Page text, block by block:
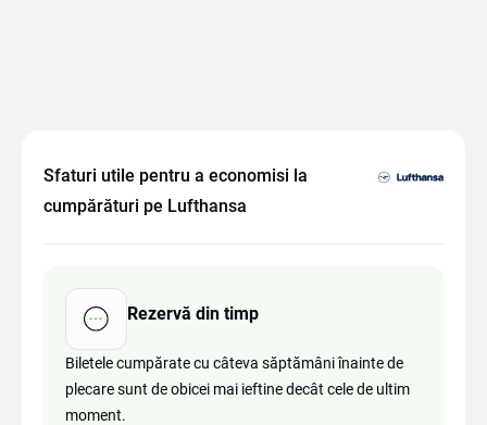
Sfaturi utile pentru a economisi la
cumpărături pe Lufthansa
Rezervă din timp
Biletele cumpărate cu câteva săptămâni înainte de
plecare sunt de obicei mai ieftine decât cele de ultim
moment.